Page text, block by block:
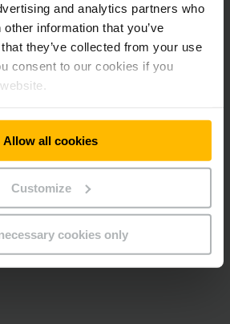
and analytics partners who
information that you’ve
they’ve collected from your use
consent to our cookies if you
Allow all cookies
Customize
cookies only